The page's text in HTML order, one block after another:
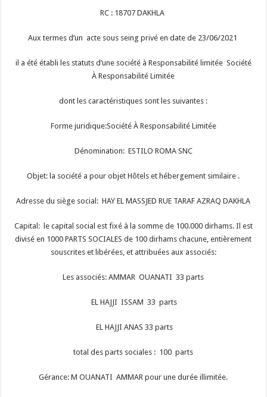
RC : 18707 DAKHLA
Aux termes d’un acte sous seing privé en date de 23/06/2021
il a été établi les statuts d’une société à Responsabilité limitée Société
À Responsabilité Limitée
dont les caractéristiques sont les suivantes :
Forme juridique:Société À Responsabilité Limitée
Dénomination: ESTILO ROMA SNC
Objet: la société a pour objet Hôtels et hébergement similaire .
Adresse du siège social: HAY EL MASSJED RUE TARAF AZRAQ DAKHLA
Capital: le capital social est fixé à la somme de 100.000 dirhams. Il est
divisé en 1000 PARTS SOCIALES de 100 dirhams chacune, entièrement
souscrites et libérées, et attribuées aux associés:
Les associés: AMMAR OUANATI 33 parts
EL HAJJI ISSAM 33 parts
EL HAJJI ANAS 33 parts
total des parts sociales : 100 parts
Gérance: M OUANATI AMMAR pour une durée illimitée.